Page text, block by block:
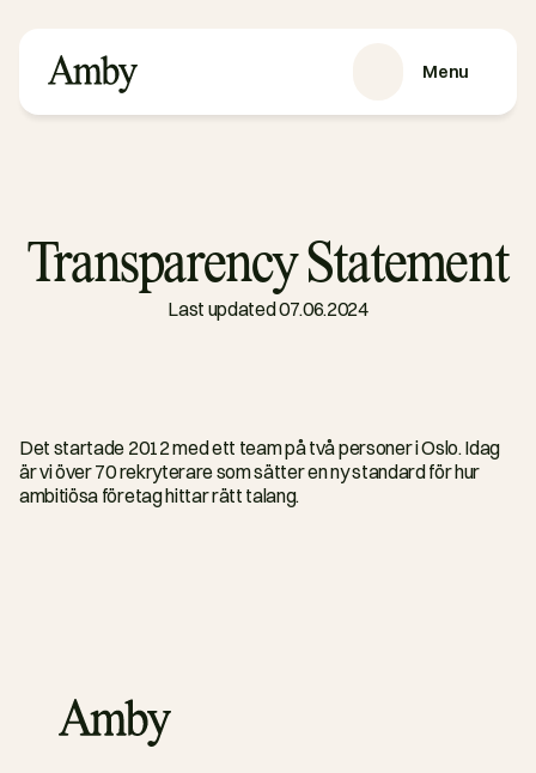
Menu
Case Studies
About us
Contact
Transparency Statement
Last updated 07.06.2024
Det startade 2012 med ett team på två personer i Oslo. Idag
är vi över 70 rekryterare som sätter en ny standard för hur
ambitiösa företag hittar rätt talang.